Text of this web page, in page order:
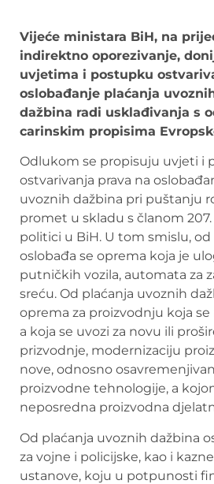
Vijeće ministara BiH, na
indirektno oporezivanje,
uvjetima i postupku
oslobađanje plaćanja
dažbina radi usklađivanja s
carinskim propisima
Odlukom se propisuju uvjeti i
ostvarivanja prava na
uvoznih dažbina pri puštanju
promet u skladu s članom
politici u BiH. U tom smislu,
oslobađa se oprema koja je
putničkih vozila, automata za
sreću. Od plaćanja uvoznih
oprema za proizvodnju koja
a koja se uvozi za novu ili
prizvodnje, modernizaciju
nove, odnosno
proizvodne tehnologije, a
neposredna proizvodna
Od plaćanja uvoznih dažbina
za vojne i policijske, kao i
ustanove, koju u potpunosti